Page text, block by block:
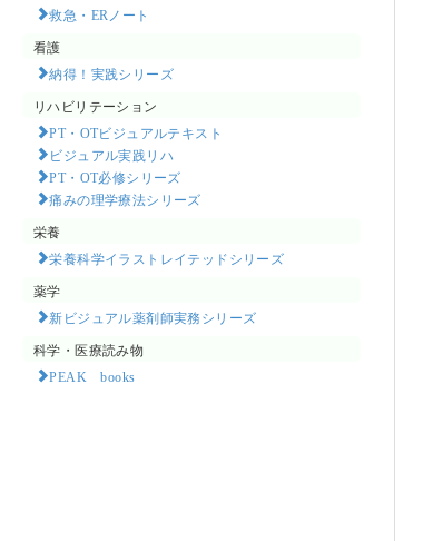
救急・ERノート
看護
納得！実践シリーズ
リハビリテーション
PT・OTビジュアルテキスト
ビジュアル実践リハ
PT・OT必修シリーズ
痛みの理学療法シリーズ
栄養
栄養科学イラストレイテッドシリーズ
薬学
新ビジュアル薬剤師実務シリーズ
科学・医療読み物
PEAK books​